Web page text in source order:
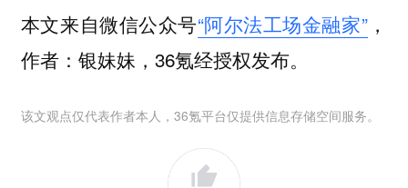
本文来自微信公众号“阿尔法工场金融家”，
作者：银妹妹，36氪经授权发布。
该文观点仅代表作者本人，36氪平台仅提供信息存储空间服务。